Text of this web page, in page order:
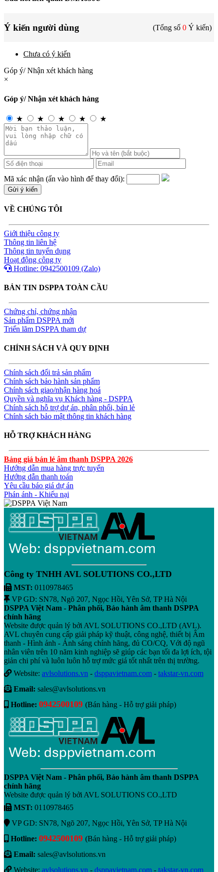
Ý kiến người dùng (Tổng số 0 Ý kiến)
Chưa có ý kiến
Góp ý/ Nhận xét khách hàng
×
Góp ý/ Nhận xét khách hàng
★ ★ ★ ★ ★
Mã xác nhận (ấn vào hình để thay đổi):
VỀ CHÚNG TÔI
Giới thiệu công ty
Thông tin liên hệ
Thông tin tuyển dụng
Hoạt động công ty
Hotline: 0942500109 (Zalo)
BẢN TIN DSPPA TOÀN CẦU
Chứng chỉ, chứng nhận
Sản phẩm DSPPA mới
Triển lãm DSPPA tham dự
CHÍNH SÁCH VÀ QUY ĐỊNH
Chính sách đổi trả sản phẩm
Chính sách bảo hành sản phẩm
Chính sách giao/nhận hàng hoá
Quyền và nghĩa vụ Khách hàng - DSPPA
Chính sách hỗ trợ dự án, phân phối, bán lẻ
Chính sách bảo mật thông tin khách hàng
HỖ TRỢ KHÁCH HÀNG
Bảng giá bán lẻ âm thanh DSPPA 2026
Hướng dẫn mua hàng trực tuyến
Hướng dẫn thanh toán
Yêu cầu báo giá dự án
Phán ánh - Khiếu nại
Công ty TNHH AVL SOLUTIONS CO.,LTD
MST: 0110978465
VP GD: SN78, Ngõ 207, Ngọc Hồi, Yên Sở, TP Hà Nội
DSPPA Việt Nam - Phân phối, Bảo hành âm thanh DSPPA
chính hãng
Website được quản lý bởi AVL SOLUTIONS CO.,LTD (AVL).
AVL chuyên cung cấp giải pháp kỹ thuật, công nghệ, thiết bị Âm
thanh - Hình ảnh - Ánh sáng chính hãng, đủ CO/CQ, Với độ ngũ
nhân viên trên 10 năm kinh nghiệp sẽ giúp các bạn tối đa lợi ích, tội
giản chi phí và luôn luôn hỗ trợ mức giá tốt nhất trên thị trường.
Website: avlsolutions.vn - dsppavietnam.com - takstar-vn.com
Email: sales@avlsolutions.vn
Hotline: 0942500109 (Bán hàng - Hỗ trợ giải pháp)
DSPPA Việt Nam - Phân phối, Bảo hành âm thanh DSPPA
chính hãng
Website được quản lý bởi AVL SOLUTIONS CO.,LTD
MST: 0110978465
VP GD: SN78, Ngõ 207, Ngọc Hồi, Yên Sở, TP Hà Nội
Hotline: 0942500109 (Bán hàng - Hỗ trợ giải pháp)
Email: sales@avlsolutions.vn
Website: avlsolutions.vn - dsppavietnam.com - takstar-vn.com